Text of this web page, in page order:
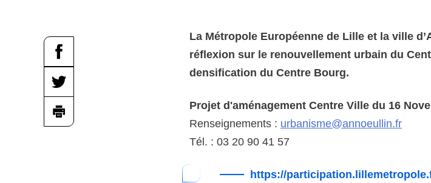
La Métropole Européenne de Lille et la ville
réflexion sur le renouvellement urbain du
densification du Centre Bourg.
Projet d'aménagement Centre Ville du 16
Renseignements : urbanisme@annoeullin.fr
Tél. : 03 20 90 41 57
https://